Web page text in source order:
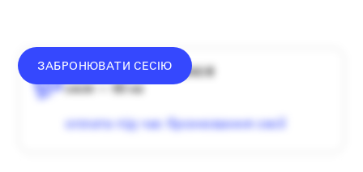
ЗАБРОНЮВАТИ СЕСІЮ
середній донат — 1340 ₴
сесія — 60 хв
оплата під час бронювання сесії